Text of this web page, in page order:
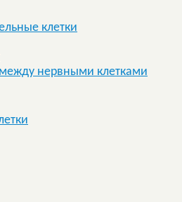
клетки
нервными клетками